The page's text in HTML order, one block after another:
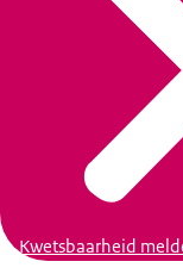
Kwetsbaarheid